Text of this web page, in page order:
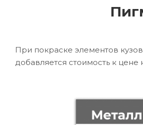
При покраске элементов
добавляется стоимость к цене